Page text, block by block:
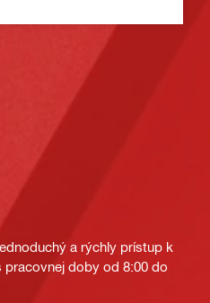
a rýchly prístup k
pracovnej doby od 8:00 do